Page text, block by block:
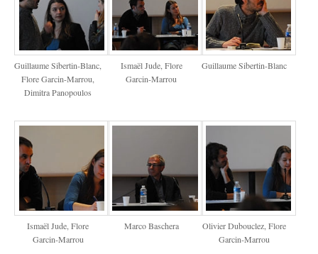
Guillaume Sibertin-Blanc,
Flore Garcin-Marrou,
Dimitra Panopoulos
Ismaël Jude, Flore
Garcin-Marrou
Guillaume Sibertin-Blanc
Ismaël Jude, Flore
Garcin-Marrou
Marco Baschera
Olivier Dubouclez, Flore
Garcin-Marrou